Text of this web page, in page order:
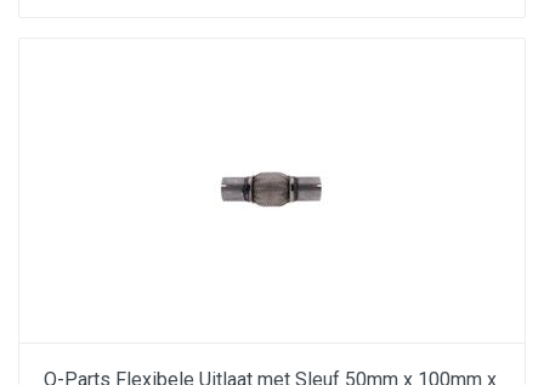
Q-Parts Flexibele Uitlaat met Sleuf 50mm x 100mm x